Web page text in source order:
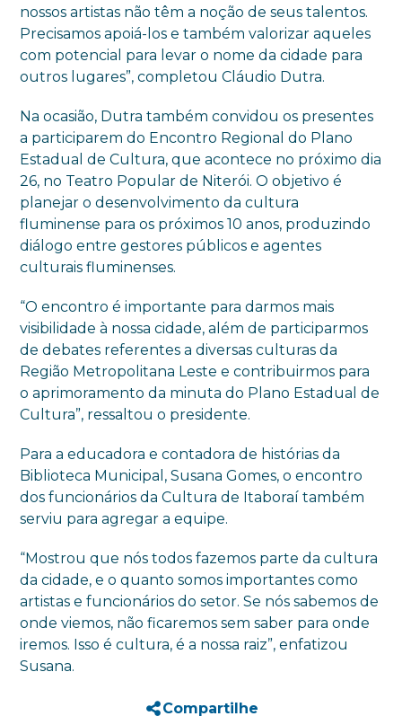
nossos artistas não têm a noção de seus talentos.
Precisamos apoiá-los e também valorizar aqueles
com potencial para levar o nome da cidade para
outros lugares”, completou Cláudio Dutra.
Na ocasião, Dutra também convidou os presentes
a participarem do Encontro Regional do Plano
Estadual de Cultura, que acontece no próximo dia
26, no Teatro Popular de Niterói. O objetivo é
planejar o desenvolvimento da cultura
fluminense para os próximos 10 anos, produzindo
diálogo entre gestores públicos e agentes
culturais fluminenses.
“O encontro é importante para darmos mais
visibilidade à nossa cidade, além de participarmos
de debates referentes a diversas culturas da
Região Metropolitana Leste e contribuirmos para
o aprimoramento da minuta do Plano Estadual de
Cultura”, ressaltou o presidente.
Para a educadora e contadora de histórias da
Biblioteca Municipal, Susana Gomes, o encontro
dos funcionários da Cultura de Itaboraí também
serviu para agregar a equipe.
“Mostrou que nós todos fazemos parte da cultura
da cidade, e o quanto somos importantes como
artistas e funcionários do setor. Se nós sabemos de
onde viemos, não ficaremos sem saber para onde
iremos. Isso é cultura, é a nossa raiz”, enfatizou
Susana.
Compartilhe